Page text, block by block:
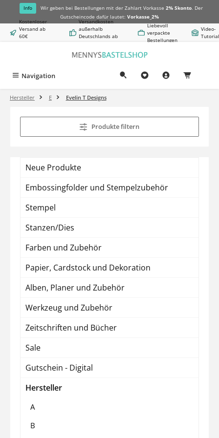
springen
Info Wir geben bei Bestellungen mit der Zahlart Vorkasse 2% Skonto. Der
Gutscheincode dafür lautet: Vorkasse_2%
Kostenloser
Versand ab
60€
Versandkosten
außerhalb
Deutschlands ab
Liebevoll
verpackte
Bestellungen
Video-
Navigation
Hersteller E Evelin T Designs
Produkte filtern
Neue Produkte
Embossingfolder und Stempelzubehör
Stempel
Stanzen/Dies
Farben und Zubehör
Papier, Cardstock und Dekoration
Alben, Planer und Zubehör
Werkzeug und Zubehör
Zeitschriften und Bücher
Sale
Gutschein - Digital
Hersteller
A
B